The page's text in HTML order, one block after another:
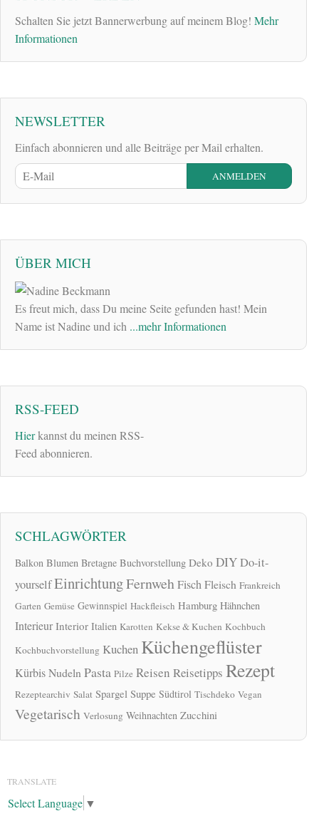
Schalten Sie jetzt Bannerwerbung auf meinem Blog! Mehr
Informationen
NEWSLETTER
Einfach abonnieren und alle Beiträge per Mail erhalten.
ÜBER MICH
Es freut mich, dass Du meine Seite gefunden hast! Mein
Name ist Nadine und ich ...mehr Informationen
RSS-FEED
Hierkannst du meinen RSS-
Feed abonnieren.
SCHLAGWÖRTER
Balkon Blumen Bretagne Buchvorstellung Deko DIYDo-it-
yourselfEinrichtungFernwehFischFleisch Frankreich
Garten Gemüse Gewinnspiel Hackfleisch Hamburg Hähnchen
Interieur Interior Italien Karotten Kekse & Kuchen Kochbuch
Kochbuchvorstellung Kuchen Küchengeflüster
KürbisNudeln Pasta Pilze Reisen Reisetipps Rezept
Rezeptearchiv Salat Spargel Suppe Südtirol Tischdeko Vegan
Vegetarisch Verlosung Weihnachten Zucchini
TRANSLATE
Select Language ▼